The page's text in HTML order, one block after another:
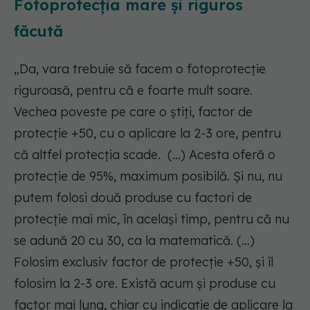
Fotoprotecția mare și riguros
făcută
„Da, vara trebuie să facem o fotoprotecție
riguroasă, pentru că e foarte mult soare.
Vechea poveste pe care o știți, factor de
protecție +50, cu o aplicare la 2-3 ore, pentru
că altfel protecția scade. (...) Acesta oferă o
protecție de 95%, maximum posibilă. Și nu, nu
putem folosi două produse cu factori de
protecție mai mic, în același timp, pentru că nu
se adună 20 cu 30, ca la matematică. (...)
Folosim exclusiv factor de protecție +50, și îl
folosim la 2-3 ore. Există acum și produse cu
factor mai lung, chiar cu indicație de aplicare la